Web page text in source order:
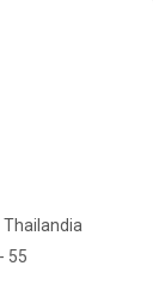
Thailandia
55